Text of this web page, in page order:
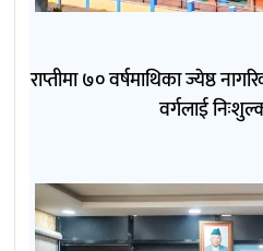
राप्तीमा ७० वर्षमाथिका ज्येष्ठ
वर्गलाई